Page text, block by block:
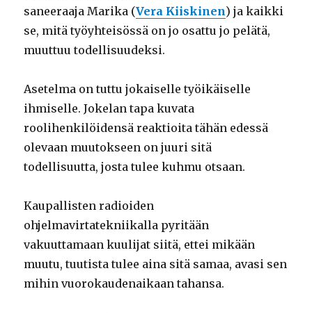
saneeraaja Marika (Vera Kiiskinen) ja kaikki
se, mitä työyhteisössä on jo osattu jo pelätä,
muuttuu todellisuudeksi.
Asetelma on tuttu jokaiselle työikäiselle
ihmiselle. Jokelan tapa kuvata
roolihenkilöidensä reaktioita tähän edessä
olevaan muutokseen on juuri sitä
todellisuutta, josta tulee kuhmu otsaan.
Kaupallisten radioiden
ohjelmavirtatekniikalla pyritään
vakuuttamaan kuulijat siitä, ettei mikään
muutu, tuutista tulee aina sitä samaa, avasi sen
mihin vuorokaudenaikaan tahansa.